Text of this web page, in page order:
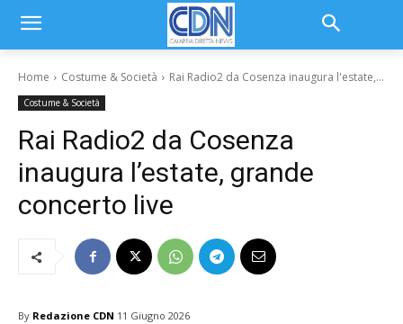
Home Costume & Società Rai Radio2 da Cosenza inaugura l'estate,...
Costume & Società
Rai Radio2 da Cosenza
inaugura l’estate, grande
concerto live
By Redazione CDN 11 Giugno 2026